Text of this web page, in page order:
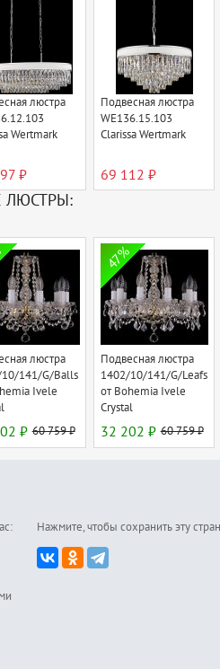
люстра
Wertmark
₽
Подвесная люстра
WE136.15.103
Clarissa Wertmark
69 112 ₽
ЛЮСТРЫ:
люстра
141/G/Balls
Ivele
₽ 60 759 ₽
47%
Подвесная люстра
1402/10/141/G/Leafs
от Bohemia Ivele
Crystal
32 202 ₽ 60 759 ₽
Нажмите, чтобы сохранить эту